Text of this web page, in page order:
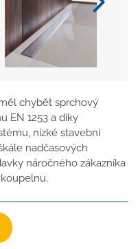
chybět sprchový
EN 1253 a díky
nízké stavební
nadčasových
náročného zákazníka